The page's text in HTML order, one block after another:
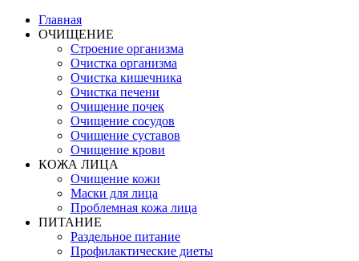
Главная
ОЧИЩЕНИЕ
Строение организма
Очистка организма
Очистка кишечника
Очистка печени
Очищение почек
Очищение сосудов
Очищение суставов
Очищение крови
КОЖА ЛИЦА
Очищение кожи
Маски для лица
Проблемная кожа лица
ПИТАНИЕ
Раздельное питание
Профилактические диеты